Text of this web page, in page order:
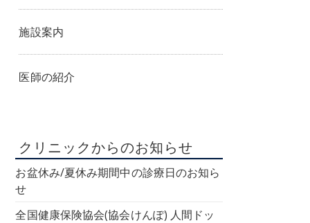
施設案内
医師の紹介
クリニックからのお知らせ
お盆休み/夏休み期間中の診療日のお知ら
せ
全国健康保険協会(協会けんぽ) 人間ドッ